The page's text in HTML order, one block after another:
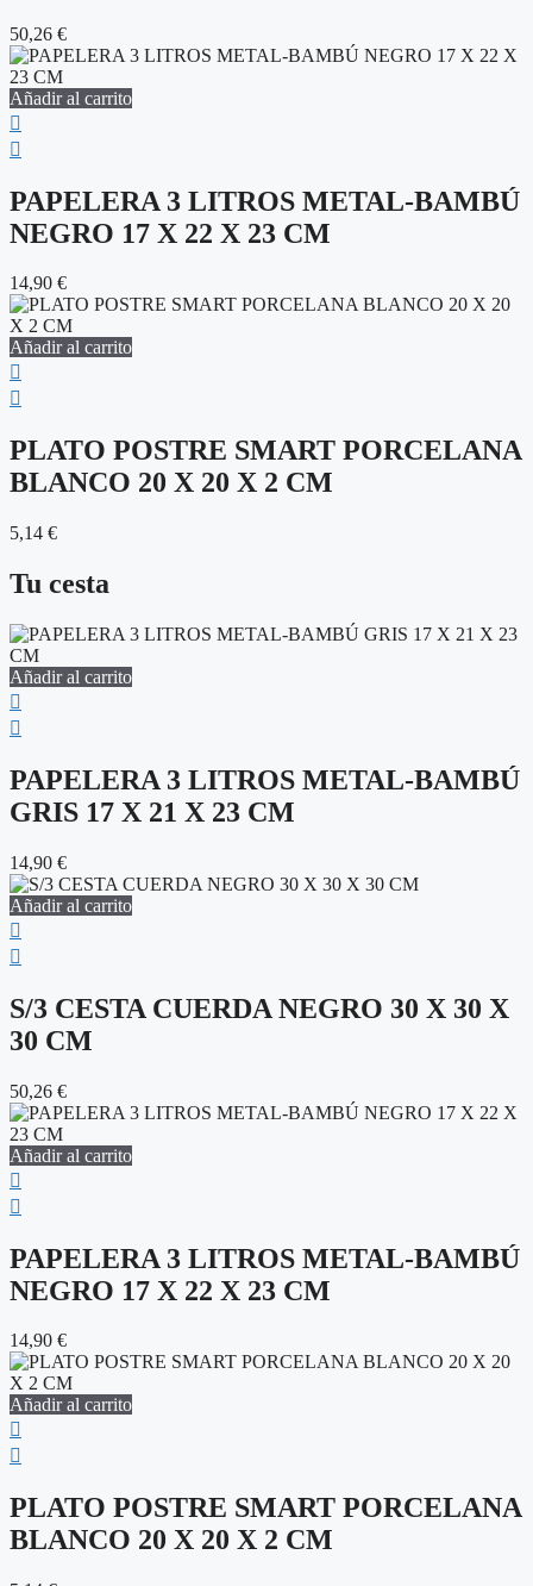
50,26 €
Añadir al carrito
PAPELERA 3 LITROS METAL-BAMBÚ
NEGRO 17 X 22 X 23 CM
14,90 €
Añadir al carrito
PLATO POSTRE SMART PORCELANA
BLANCO 20 X 20 X 2 CM
5,14 €
Tu cesta
Añadir al carrito
PAPELERA 3 LITROS METAL-BAMBÚ
GRIS 17 X 21 X 23 CM
14,90 €
Añadir al carrito
S/3 CESTA CUERDA NEGRO 30 X 30 X
30 CM
50,26 €
Añadir al carrito
PAPELERA 3 LITROS METAL-BAMBÚ
NEGRO 17 X 22 X 23 CM
14,90 €
Añadir al carrito
PLATO POSTRE SMART PORCELANA
BLANCO 20 X 20 X 2 CM